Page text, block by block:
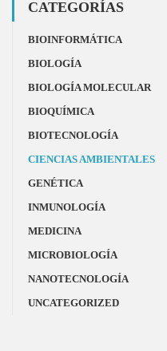
CATEGORÍAS
BIOINFORMÁTICA
BIOLOGÍA
BIOLOGÍA MOLECULAR
BIOQUÍMICA
BIOTECNOLOGÍA
CIENCIAS AMBIENTALES
GENÉTICA
INMUNOLOGÍA
MEDICINA
MICROBIOLOGÍA
NANOTECNOLOGÍA
UNCATEGORIZED